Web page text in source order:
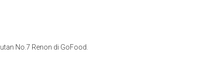
No.7 Renon di GoFood.